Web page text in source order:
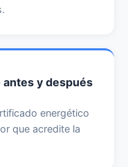
y después
energético
que acredite la